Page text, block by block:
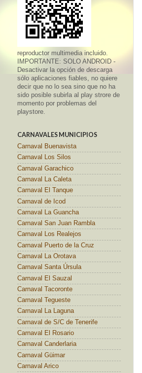
reproductor multimedia incluido.
IMPORTANTE: SOLO ANDROID -
Desactivar la opción de descarga
sólo aplicaciones fiables, no quiere
decir que no lo sea sino que no ha
sido posible subirla al play strore de
momento por problemas del
playstore.
CARNAVALES MUNICIPIOS
Carnaval Buenavista
Carnaval Los Silos
Carnaval Garachico
Carnaval La Caleta
Carnaval El Tanque
Carnaval de Icod
Carnaval La Guancha
Carnaval San Juan Rambla
Carnaval Los Realejos
Carnaval Puerto de la Cruz
Carnaval La Orotava
Carnaval Santa Úrsula
Carnaval El Sauzal
Carnaval Tacoronte
Carnaval Tegueste
Carnaval La Laguna
Carnaval de S/C de Tenerife
Carnaval El Rosario
Carnaval Canderlaria
Carnaval Güimar
Carnaval Arico